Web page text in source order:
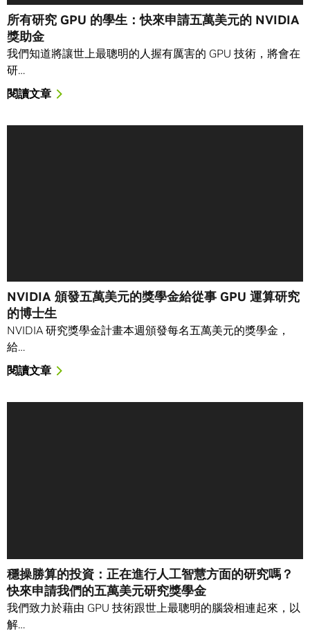
所有研究 GPU 的學生：快來申請五萬美元的 NVIDIA
獎助金
我們知道將讓世上最聰明的人握有厲害的 GPU 技術，將會在
研…
閱讀文章
NVIDIA 頒發五萬美元的獎學金給從事 GPU 運算研究
的博士生
NVIDIA 研究獎學金計畫本週頒發每名五萬美元的獎學金，
給…
閱讀文章
穩操勝算的投資：正在進行人工智慧方面的研究嗎？
快來申請我們的五萬美元研究獎學金
我們致力於藉由 GPU 技術跟世上最聰明的腦袋相連起來，以
解…